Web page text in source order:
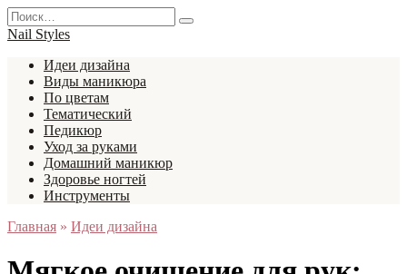
Перейти
к
содержанию
Search
for:
Nail Styles
Идеи дизайна
Виды маникюра
По цветам
Тематический
Педикюр
Уход за руками
Домашний маникюр
Здоровье ногтей
Инструменты
Главная » Идеи дизайна